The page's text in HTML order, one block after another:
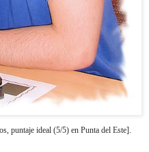
puntaje ideal (5/5) en Punta del Este].